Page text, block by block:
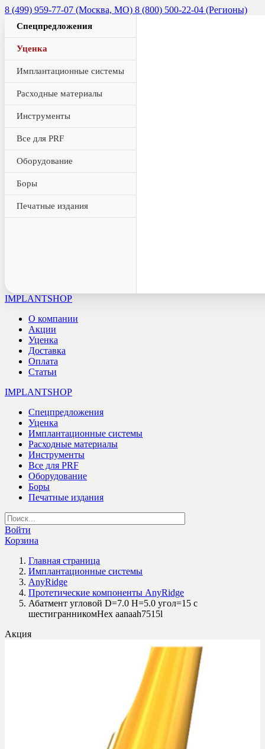
8 (499) 959-77-07 (Москва, МО) 8 (800) 500-22-04 (Регионы)
Спецпредложения
Уценка
Имплантационные системы
Расходные материалы
Инструменты
Все для PRF
Оборудование
Боры
Печатные издания
IMPLANTSHOP
О компании
Акции
Уценка
Доставка
Оплата
Статьи
IMPLANTSHOP
Спецпредложения
Уценка
Имплантационные системы
Расходные материалы
Инструменты
Все для PRF
Оборудование
Боры
Печатные издания
Войти
Корзина
Главная страница
Имплантационные системы
AnyRidge
Протетические компоненты AnyRidge
Абатмент угловой D=7.0 H=5.0 угол=15 с
шестигранникомHex aanaah7515l
Акция